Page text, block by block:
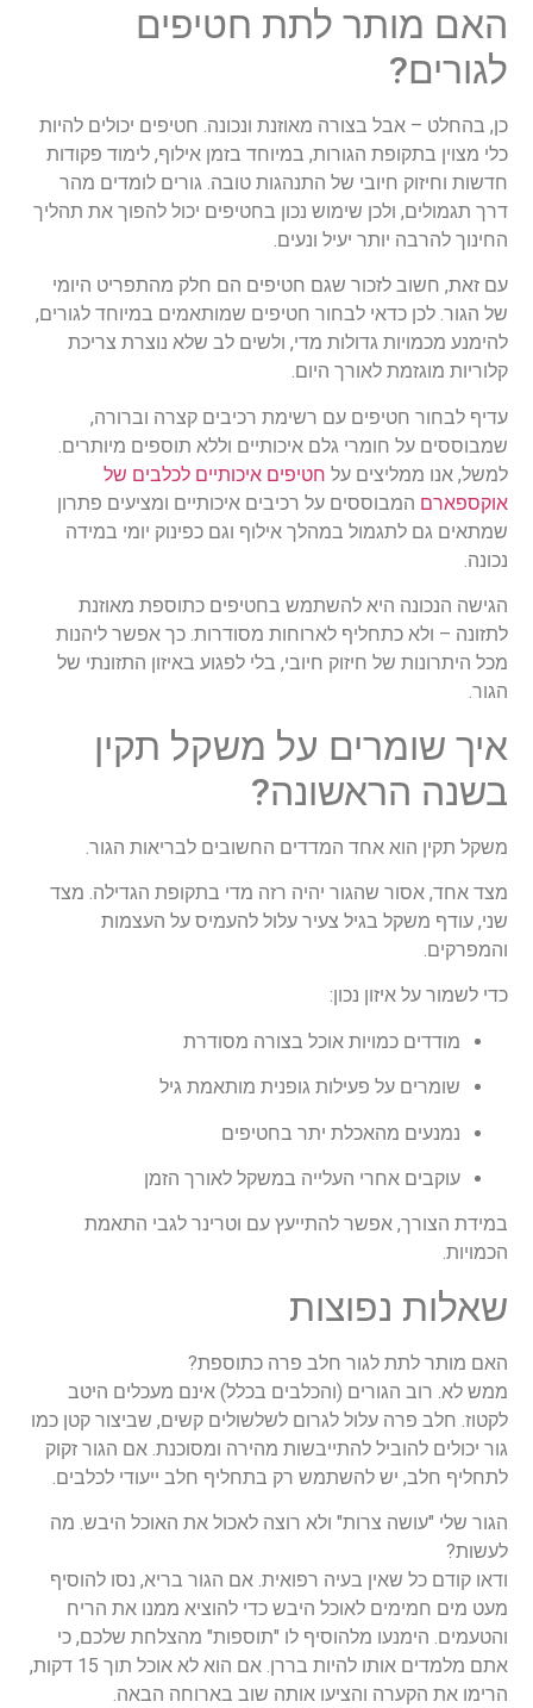
האם מותר לתת חטיפים
לגורים?
כן, בהחלט – אבל בצורה מאוזנת ונכונה. חטיפים יכולים להיות
כלי מצוין בתקופת הגורות, במיוחד בזמן אילוף, לימוד פקודות
חדשות וחיזוק חיובי של התנהגות טובה. גורים לומדים מהר
דרך תגמולים, ולכן שימוש נכון בחטיפים יכול להפוך את תהליך
החינוך להרבה יותר יעיל ונעים.
עם זאת, חשוב לזכור שגם חטיפים הם חלק מהתפריט היומי
של הגור. לכן כדאי לבחור חטיפים שמותאמים במיוחד לגורים,
להימנע מכמויות גדולות מדי, ולשים לב שלא נוצרת צריכת
קלוריות מוגזמת לאורך היום.
עדיף לבחור חטיפים עם רשימת רכיבים קצרה וברורה,
שמבוססים על חומרי גלם איכותיים וללא תוספים מיותרים.
למשל, אנו ממליצים על חטיפים איכותיים לכלבים של
אוקספארם המבוססים על רכיבים איכותיים ומציעים פתרון
שמתאים גם לתגמול במהלך אילוף וגם כפינוק יומי במידה
נכונה.
הגישה הנכונה היא להשתמש בחטיפים כתוספת מאוזנת
לתזונה – ולא כתחליף לארוחות מסודרות. כך אפשר ליהנות
מכל היתרונות של חיזוק חיובי, בלי לפגוע באיזון התזונתי של
הגור.
איך שומרים על משקל תקין
בשנה הראשונה?
משקל תקין הוא אחד המדדים החשובים לבריאות הגור.
מצד אחד, אסור שהגור יהיה רזה מדי בתקופת הגדילה. מצד
שני, עודף משקל בגיל צעיר עלול להעמיס על העצמות
והמפרקים.
כדי לשמור על איזון נכון:
מודדים כמויות אוכל בצורה מסודרת
שומרים על פעילות גופנית מותאמת גיל
נמנעים מהאכלת יתר בחטיפים
עוקבים אחרי העלייה במשקל לאורך הזמן
במידת הצורך, אפשר להתייעץ עם וטרינר לגבי התאמת
הכמויות.
שאלות נפוצות
האם מותר לתת לגור חלב פרה כתוספת?
ממש לא. רוב הגורים (והכלבים בכלל) אינם מעכלים היטב
לקטוז. חלב פרה עלול לגרום לשלשולים קשים, שביצור קטן כמו
גור יכולים להוביל להתייבשות מהירה ומסוכנת. אם הגור זקוק
לתחליף חלב, יש להשתמש רק בתחליף חלב ייעודי לכלבים.
הגור שלי "עושה צרות" ולא רוצה לאכול את האוכל היבש. מה
לעשות?
ודאו קודם כל שאין בעיה רפואית. אם הגור בריא, נסו להוסיף
מעט מים חמימים לאוכל היבש כדי להוציא ממנו את הריח
והטעמים. הימנעו מלהוסיף לו "תוספות" מהצלחת שלכם, כי
אתם מלמדים אותו להיות בררן. אם הוא לא אוכל תוך 15 דקות,
הרימו את הקערה והציעו אותה שוב בארוחה הבאה.